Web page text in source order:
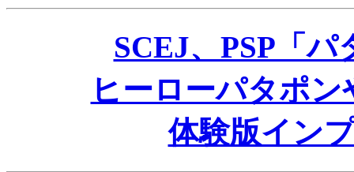
SCEJ、PSP「
ヒーローパタポ
体験版イン